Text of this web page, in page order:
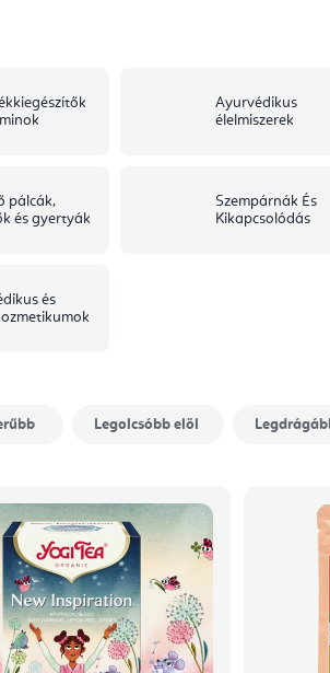
Ayurvédikus
élelmiszerek
pálcák,
és gyertyák
Szempárnák És
Kikapcsolódás
és
Legolcsóbb elöl